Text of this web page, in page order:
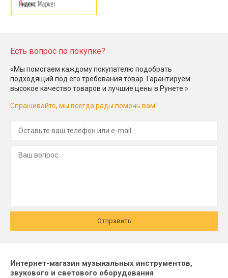
Есть вопрос по покупке?
«Мы помогаем каждому покупателю подобрать
подходящий под его требования товар. Гарантируем
высокое качество товаров и лучшие цены в Рунете.»
Спрашивайте, мы всегда рады помочь вам!
Отправить
Интернет-магазин музыкальных инструментов,
звукового и светового оборудования